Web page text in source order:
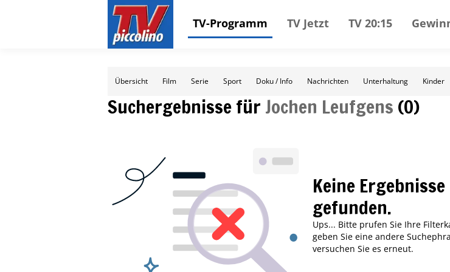
TV-Programm TV Jetzt TV 20:15
Übersicht Film Serie Sport Doku / Info Nachrichten Unterhaltung Kinder
Suchergebnisse für Jochen Leufgens (0)
Keine Ergebnisse
gefunden.
Ups... Bitte prufen Sie Ihre
geben Sie eine andere
versuchen Sie es erneut.